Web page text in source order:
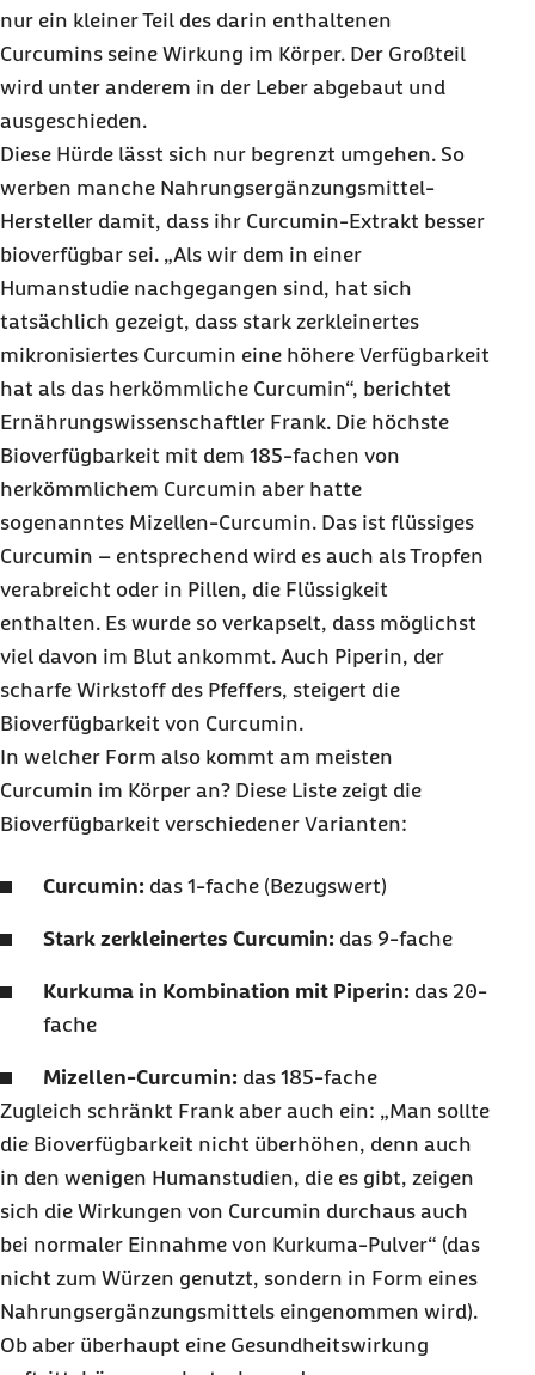
nur ein kleiner Teil des darin enthaltenen
Curcumins seine Wirkung im Körper. Der Großteil
wird unter anderem in der Leber abgebaut und
ausgeschieden.
Diese Hürde lässt sich nur begrenzt umgehen. So
werben manche Nahrungsergänzungsmittel-
Hersteller damit, dass ihr Curcumin-Extrakt besser
bioverfügbar sei. „Als wir dem in einer
Humanstudie nachgegangen sind, hat sich
tatsächlich gezeigt, dass stark zerkleinertes
mikronisiertes Curcumin eine höhere Verfügbarkeit
hat als das herkömmliche Curcumin“, berichtet
Ernährungswissenschaftler Frank. Die höchste
Bioverfügbarkeit mit dem 185-fachen von
herkömmlichem Curcumin aber hatte
sogenanntes Mizellen-Curcumin. Das ist flüssiges
Curcumin – entsprechend wird es auch als Tropfen
verabreicht oder in Pillen, die Flüssigkeit
enthalten. Es wurde so verkapselt, dass möglichst
viel davon im Blut ankommt. Auch Piperin, der
scharfe Wirkstoff des Pfeffers, steigert die
Bioverfügbarkeit von Curcumin.
In welcher Form also kommt am meisten
Curcumin im Körper an? Diese Liste zeigt die
Bioverfügbarkeit verschiedener Varianten:
Curcumin: das 1-fache (Bezugswert)
Stark zerkleinertes Curcumin: das 9-fache
Kurkuma in Kombination mit Piperin: das 20-
fache
Mizellen-Curcumin: das 185-fache
Zugleich schränkt Frank aber auch ein: „Man sollte
die Bioverfügbarkeit nicht überhöhen, denn auch
in den wenigen Humanstudien, die es gibt, zeigen
sich die Wirkungen von Curcumin durchaus auch
bei normaler Einnahme von Kurkuma-Pulver“ (das
nicht zum Würzen genutzt, sondern in Form eines
Nahrungsergänzungsmittels eingenommen wird).
Ob aber überhaupt eine Gesundheitswirkung